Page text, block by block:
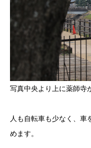
写真中央より上に薬師寺
人も自転車も少なく、車
めます。